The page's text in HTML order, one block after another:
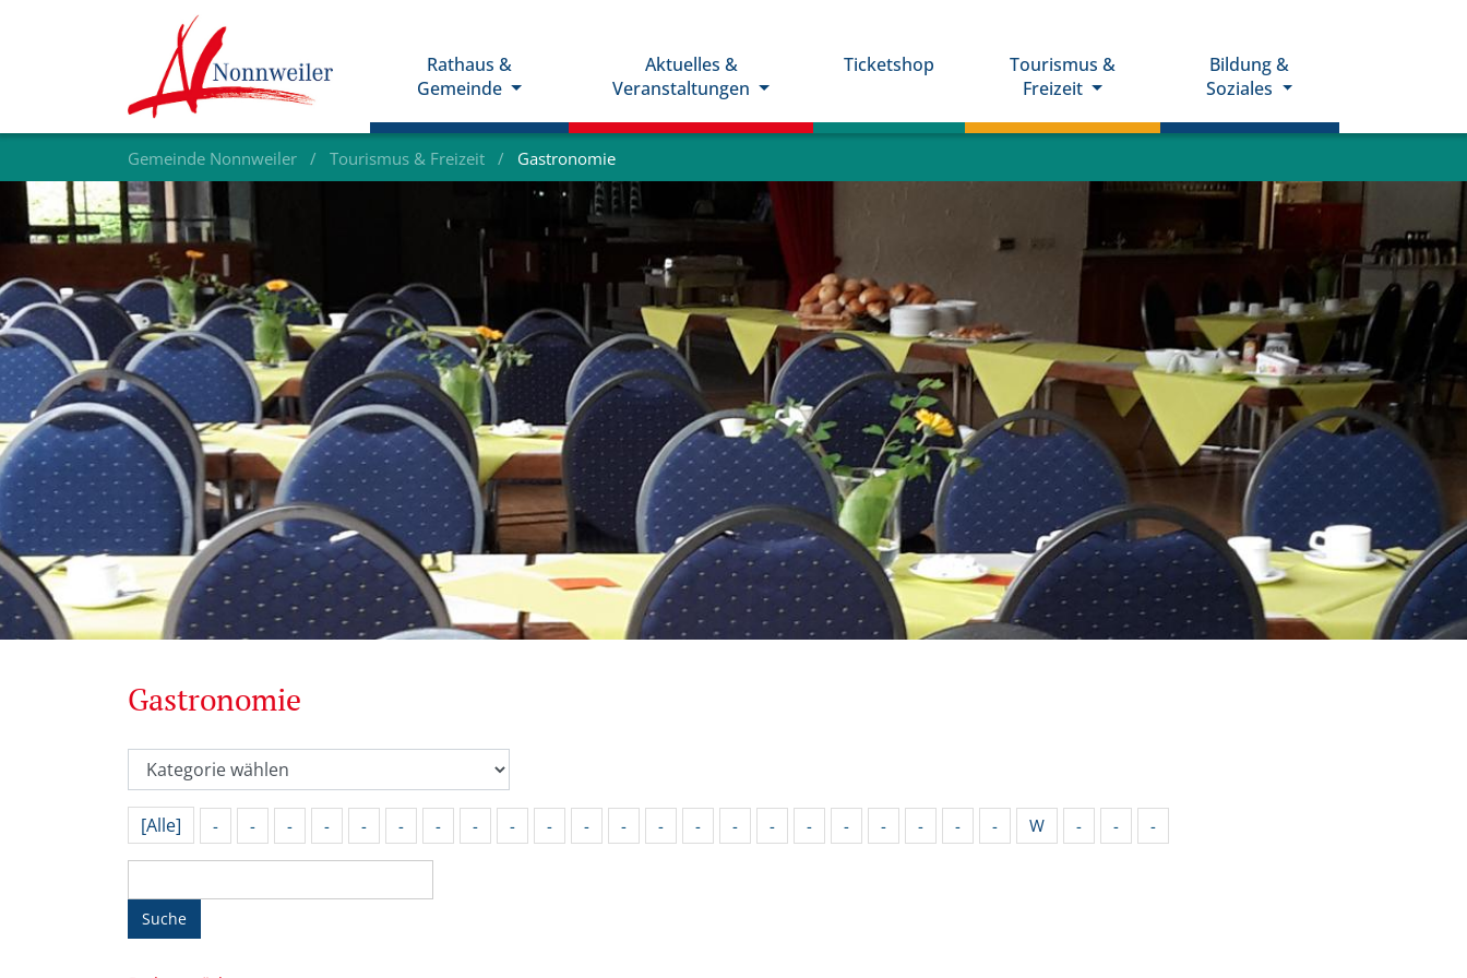
Rathaus &
Gemeinde
Aktuelles &
Veranstaltungen
Ticketshop
Tourismus &
Freizeit
Bildung &
Soziales
Gemeinde Nonnweiler Tourismus & Freizeit Gastronomie
Gastronomie
[Alle] - - - - - - - - - - - - - - - - - - - - - - W - - -
Suche